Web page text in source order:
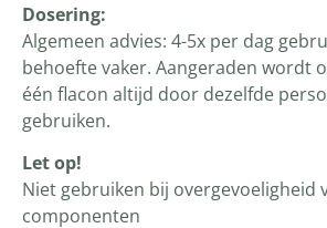
Dosering:
Algemeen advies: 4-5x per dag
behoefte vaker. Aangeraden wordt
één flacon altijd door dezelfde
gebruiken.
Let op!
Niet gebruiken bij overgevoeligheid
componenten